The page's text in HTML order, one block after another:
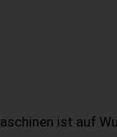
ist auf